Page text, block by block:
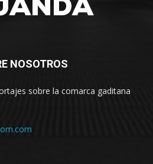
NOSOTROS
sobre la comarca gaditana